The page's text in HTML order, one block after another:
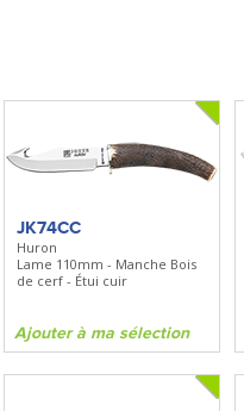
JK74CC
Huron
Lame 110mm - Manche Bois
de cerf - Étui cuir
Ajouter à ma sélection